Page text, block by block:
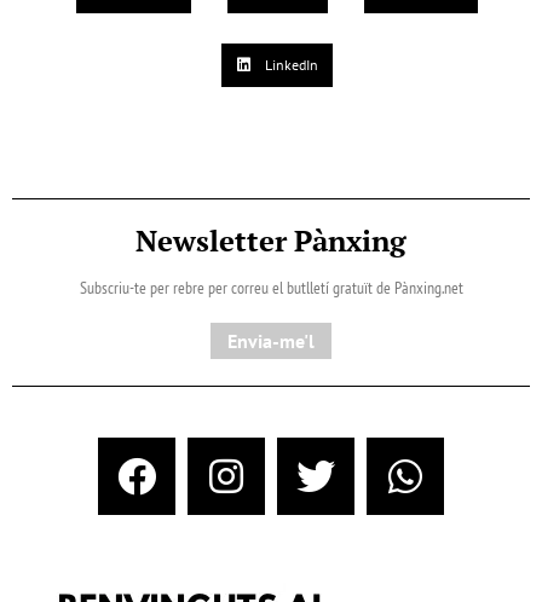
LinkedIn
Newsletter Pànxing
Subscriu-te per rebre per correu el butlletí gratuït de Pànxing.net​
Envia-me'l